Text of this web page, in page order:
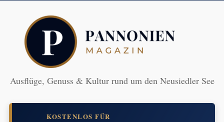
Ausflüge, Genuss & Kultur rund um den Neusiedler See
KOSTENLOS FÜR